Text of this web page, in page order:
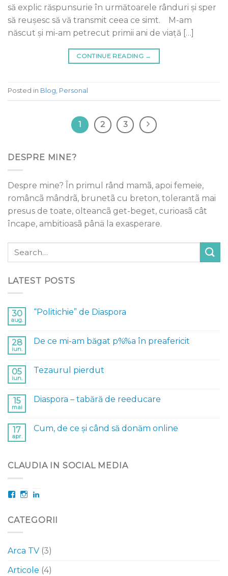
să explic răspunsurie în următoarele rânduri și sper
să reușesc să vă transmit ceea ce simt. M-am
născut şi mi-am petrecut primii ani de viaţă […]
CONTINUE READING →
Posted in Blog Personal
1 2 3
DESPRE MINE?
Despre mine? În primul rând mamã, apoi femeie,
româncã mândrã, brunetã cu breton, tolerantã mai
presus de toate, olteancã get-beget, curioasã cât
încape, ambitioasã pânä la exasperare.
LATEST POSTS
30
aug.
“Politichie” de Diaspora
28
iun.
De ce mi-am băgat p%%a în preafericit
05
iun.
Tezaurul pierdut
15
mai
Diaspora – tabără de reeducare
17
apr.
Cum, de ce și când să donăm online
CLAUDIA IN SOCIAL MEDIA
FacebookInstagram
CATEGORII
Arca TV (3)
Articole (4)